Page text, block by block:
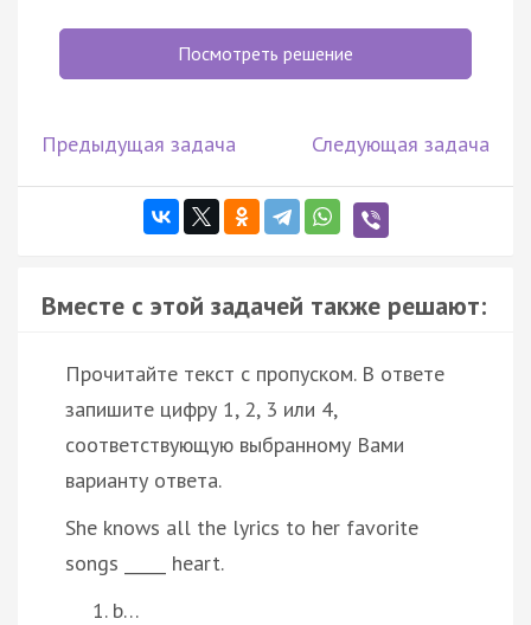
Посмотреть решение
Предыдущая задача Следующая задача
Вместе с этой задачей также решают:
Прочитайте текст с пропуском. В ответе
запишите цифру 1, 2, 3 или 4,
соответствующую выбранному Вами
варианту ответа.
She knows all the lyrics to her favorite
songs _____ heart.
b…